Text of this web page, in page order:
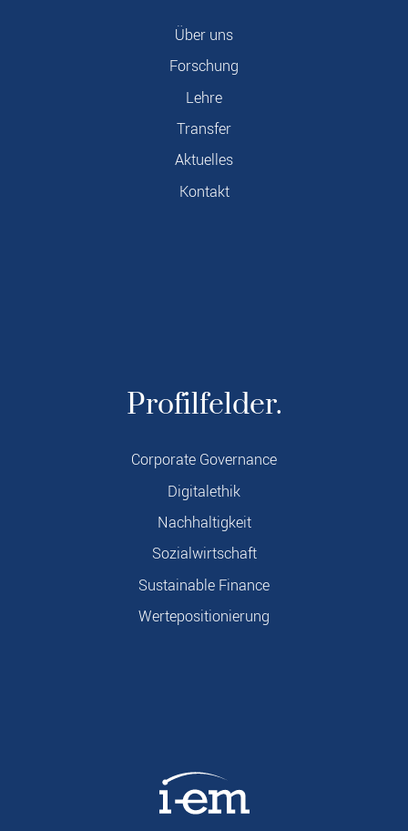
Über uns
Forschung
Lehre
Transfer
Aktuelles
Kontakt
Profilfelder.
Corporate Governance
Digitalethik
Nachhaltigkeit
Sozialwirtschaft
Sustainable Finance
Wertepositionierung